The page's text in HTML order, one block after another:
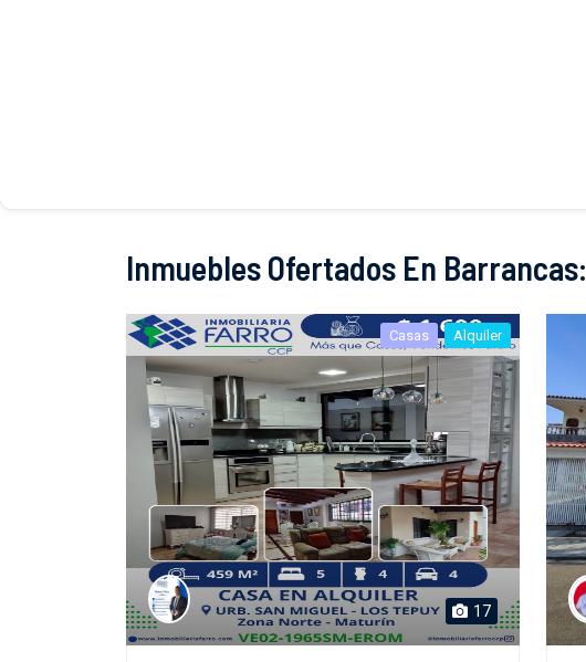
Inmuebles Ofertados En Barrancas:
Casas Alquiler
17